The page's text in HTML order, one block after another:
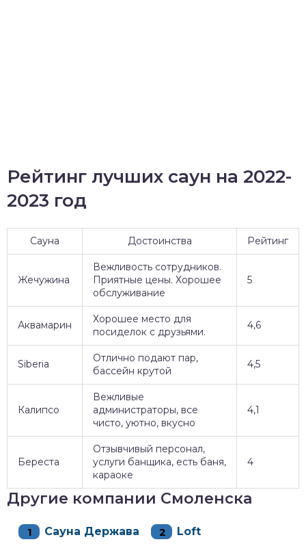
Рейтинг лучших саун на 2022-
2023 год
Сауна Достоинства Рейтинг
Жечужина
Вежливость сотрудников.
Приятные цены. Хорошее
обслуживание
5
Аквамарин
Хорошее место для
посиделок с друзьями.
4,6
Siberia
Отлично подают пар,
бассейн крутой
4,5
Калипсо
Вежливые
администраторы, все
чисто, уютно, вкусно
4,1
Береста
Отзывчивый персонал,
услуги банщика, есть баня,
караоке
4
Другие компании Смоленска
Сауна Держава
Loft